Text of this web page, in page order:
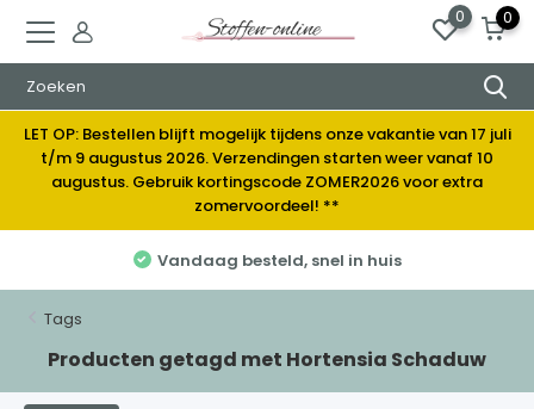
0 0
LET OP: Bestellen blijft mogelijk tijdens onze vakantie van 17 juli
t/m 9 augustus 2026. Verzendingen starten weer vanaf 10
augustus. Gebruik kortingscode ZOMER2026 voor extra
zomervoordeel! **
Vandaag besteld, snel in huis
Tags
Producten getagd met Hortensia Schaduw